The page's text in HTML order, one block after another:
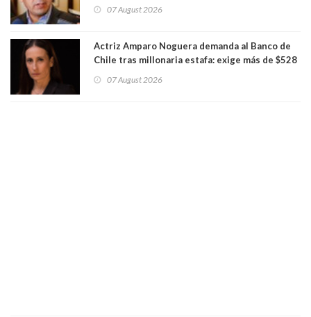
07 August 2026
Actriz Amparo Noguera demanda al Banco de
Chile tras millonaria estafa: exige más de $528
07 August 2026